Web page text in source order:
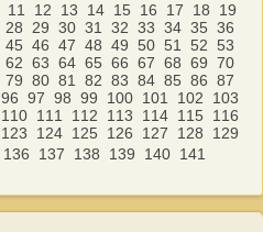
11 12 13 14 15 16 17 18
19
28 29 30 31 32 33 34 35 36
45 46 47 48 49 50 51 52 53
62 63 64 65 66 67 68 69 70
79 80 81 82 83 84 85 86 87
96 97 98 99 100 101 102
103
110 111 112 113 114 115
116
123 124 125 126 127 128
129
136 137 138 139 140 141